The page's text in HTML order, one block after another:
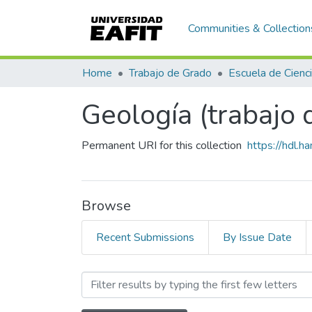
Communities &
Home Trabajo de Grado
Geología (trabajo
Permanent URI for this collection https://
Browse
Recent Submissions By Issue Date
Browsing Geología